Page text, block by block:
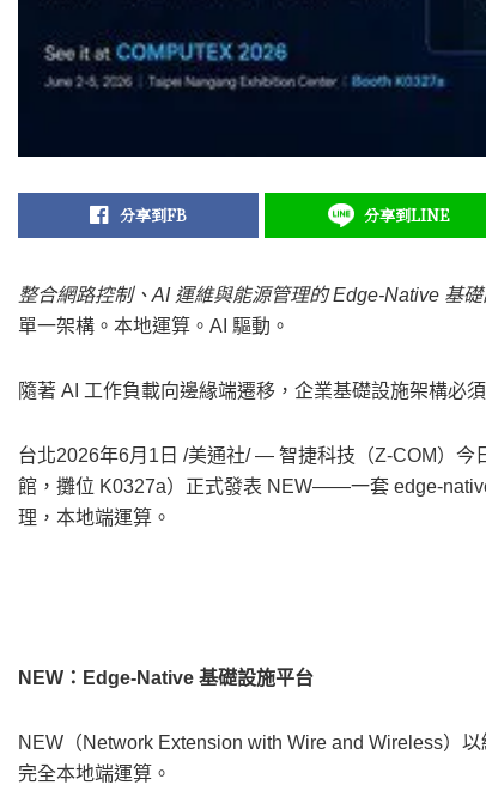
分享到FB 分享到LINE
整合網路控制、 AI 運維與能源管理的 Edge-Native 基
單一架構。本地運算。AI 驅動。
隨著 AI 工作負載向邊緣端遷移，企業基礎設施架構必
台北2026年6月1日 /美通社/ — 智捷科技（Z-COM）今
館，攤位 K0327a）正式發表 NEW——一套 edge-
理，本地端運算。
NEW：Edge-Native 基礎設施平台
NEW（Network Extension with Wire and Wireless）
完全本地端運算。